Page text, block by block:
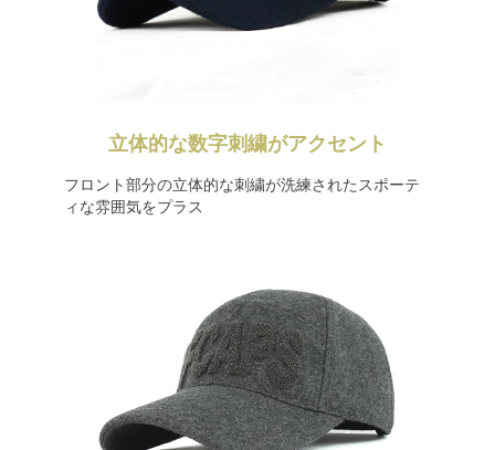
立体的な数字刺繍がアクセント
フロント部分の立体的な刺繍が洗練されたスポーテ
ィな雰囲気をプラス